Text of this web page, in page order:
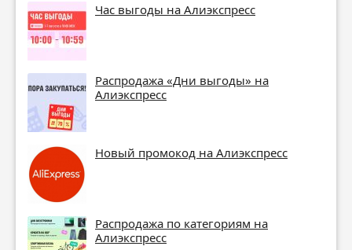
Час выгоды на Алиэкспресс
Распродажа «Дни выгоды» на
Алиэкспресс
Новый промокод на Алиэкспресс
Распродажа по категориям на
Алиэкспресс